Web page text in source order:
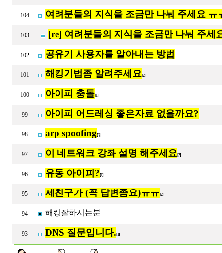
104 여려분들의 지식을 조금만 나눠 주세요 ㅠ
103 [re] 여려분들의 지식을 조금만 나눠 주세
102 공유기 사용자를 알아내는 방법
101 해킹기법좀 알려주세요[2]
100 아이피 충돌[1]
99 아이피 어드레싱 좋은자료 없을까요?
98 arp spoofing[3]
97 이 네트워크 강좌 설명 해주세요[2]
96 유동 아이피? [1]
95 제친구가 (꼭 답변좀요)ㅠㅠ [2]
94 해킹잘하시는분
93 DNS 질문입니다. [1]